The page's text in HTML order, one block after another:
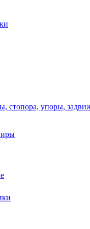
стопора, упоры,